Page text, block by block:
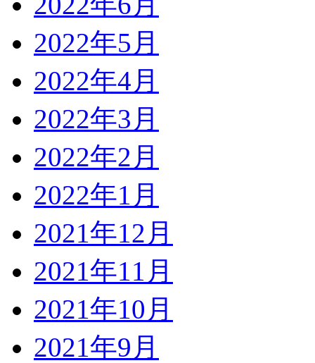
2022年5月
2022年4月
2022年3月
2022年2月
2022年1月
2021年12月
2021年11月
2021年10月
2021年9月